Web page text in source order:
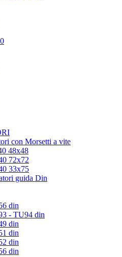
con Morsetti a vite
48x48
72x72
33x75
guida Din
din
- TU94 din
din
din
din
din